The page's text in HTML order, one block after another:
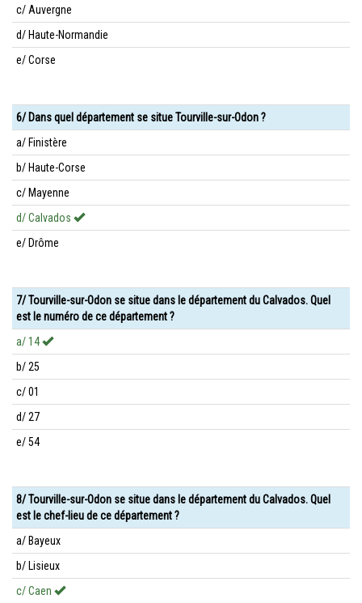
c/ Auvergne
d/ Haute-Normandie
e/ Corse
6/ Dans quel département se situe Tourville-sur-Odon ?
a/ Finistère
b/ Haute-Corse
c/ Mayenne
d/ Calvados
e/ Drôme
7/ Tourville-sur-Odon se situe dans le département du Calvados. Quel
est le numéro de ce département ?
a/ 14
b/ 25
c/ 01
d/ 27
e/ 54
8/ Tourville-sur-Odon se situe dans le département du Calvados. Quel
est le chef-lieu de ce département ?
a/ Bayeux
b/ Lisieux
c/ Caen